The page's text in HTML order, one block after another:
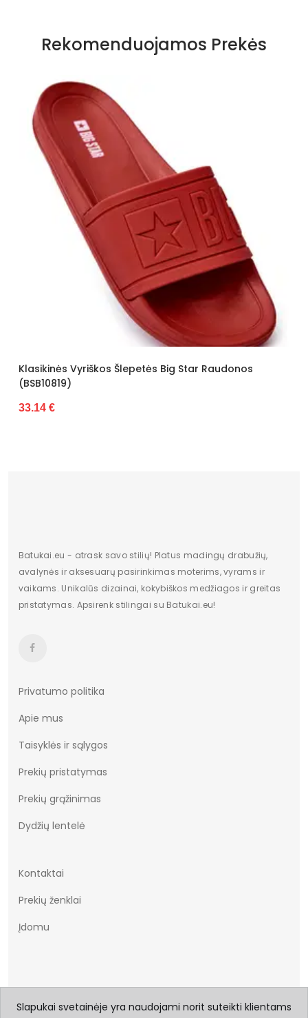
Spalva
Pado spalva
Modelis
pado medžiaga Guma
Išorinė medžiaga Audinys
Bato priekis Atviras
Standartinis
Originali gamintojo pakuotė Folija
Būklė Nauja
Rekomenduojamos Prekės
Šlepetės Big Star Raudonos
Batukai.eu - atrask savo stilių! Platus madingų drabužių,
avalynės ir aksesuarų pasirinkimas moterims, vyrams ir
vaikams. Unikalūs dizainai, kokybiškos medžiagos ir greitas
pristatymas. Apsirenk stilingai su Batukai.eu!
Privatumo politika
Apie mus
Taisyklės ir sąlygos
Prekių pristatymas
Prekių grąžinimas
Dydžių lentelė
Kontaktai
Prekių ženklai
Įdomu
Slapukai svetainėje yra naudojami norit suteikti klientams